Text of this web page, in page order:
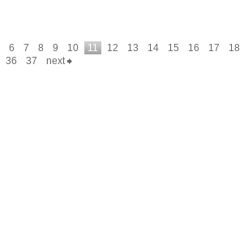
6 7 8 9 10 11 12 13 14 15 16 17
18
36 37 next